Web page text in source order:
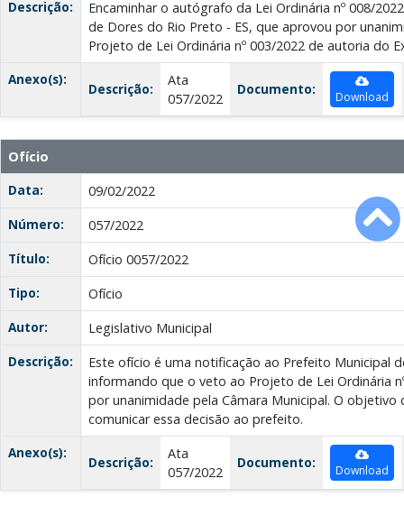
Descrição:
Encaminhar o autógrafo da Lei Ordinária nº 008/
de Dores do Rio Preto - ES, que aprovou por
Projeto de Lei Ordinária nº 003/2022 de autoria do
Anexo(s):
Descrição:
Ata
057/2022
Documento: Download
Ofício
Data:
09/02/2022
Número:
057/2022
Título:
Ofício 0057/2022
Tipo:
Ofício
Autor:
Legislativo Municipal
Descrição:
Este ofício é uma notificação ao Prefeito Municipal
informando que o veto ao Projeto de Lei Ordinária
por unanimidade pela Câmara Municipal. O
comunicar essa decisão ao prefeito.
Anexo(s):
Descrição:
Ata
057/2022
Documento: Download